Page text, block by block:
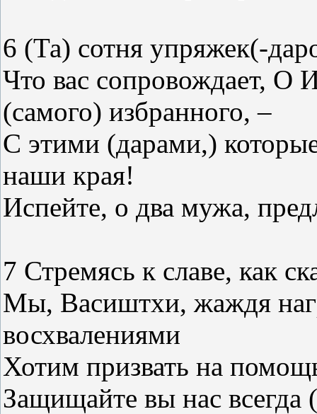
6 (Та) сотня упряжек(-
Что вас сопровождает, О
(самого) избранного, –
С этими (дарами,)
наши края!
Испейте, о два мужа,
7 Стремясь к славе, как
Мы, Васиштхи, жаждя
восхвалениями
Хотим призвать на
Защищайте вы нас